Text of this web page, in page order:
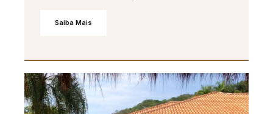
Saiba Mais